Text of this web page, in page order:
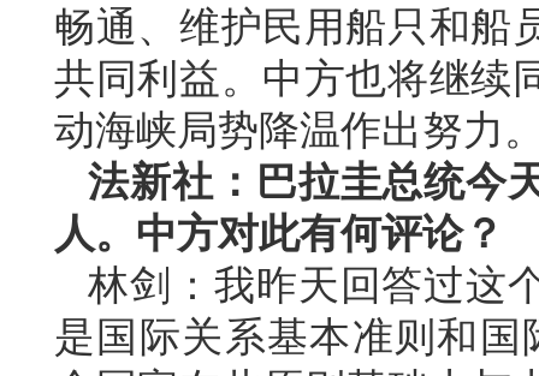
畅通、维护民用船只和船
共同利益。中方也将继续
动海峡局势降温作出努力
法新社：巴拉圭总统今
人。中方对此有何评论？
林剑：我昨天回答过这
是国际关系基本准则和国